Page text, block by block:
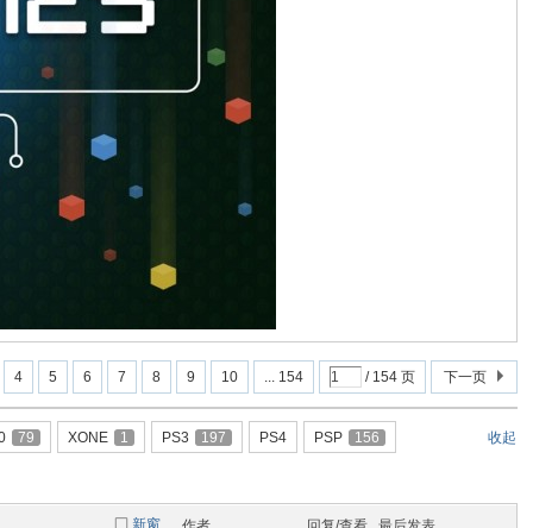
4 5 6 7 8 9 10 ... 154 / 154 页 下一页
收起
79 XONE 1 PS3 197 PS4 PSP 156
新窗